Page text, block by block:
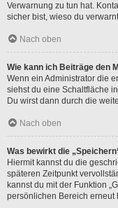
Verwarnung zu tun hat.
sicher bist, wieso du
Nach oben
Wie kann ich Beiträge den
Wenn ein Administrator die
siehst du eine Schaltfläche
Du wirst dann durch die
Nach oben
Was bewirkt die
Hiermit kannst du die
späteren Zeitpunkt
kannst du mit der Funktion
persönlichen Bereich erneut